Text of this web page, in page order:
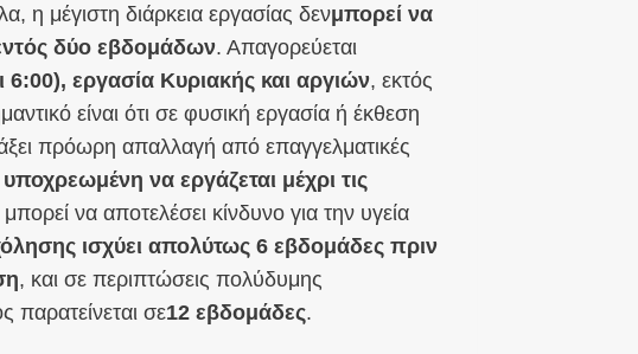
η μέγιστη διάρκεια εργασίας δενμπορεί να
δύο εβδομάδων. Απαγορεύεται
6:00), εργασία Κυριακής και αργιών, εκτός
είναι ότι σε φυσική εργασία ή έκθεση
πρόωρη απαλλαγή από επαγγελματικές
υποχρεωμένη να εργάζεται μέχρι τις
να αποτελέσει κίνδυνο για την υγεία
ισχύει απολύτως 6 εβδομάδες πριν
, και σε περιπτώσεις πολύδυμης
σε12 εβδομάδες.